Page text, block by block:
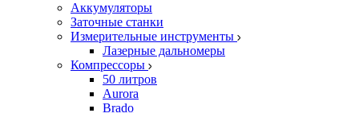
Аккумуляторы
Заточные станки
Измерительные инструменты
Лазерные дальномеры
Компрессоры
50 литров
Aurora
Brado